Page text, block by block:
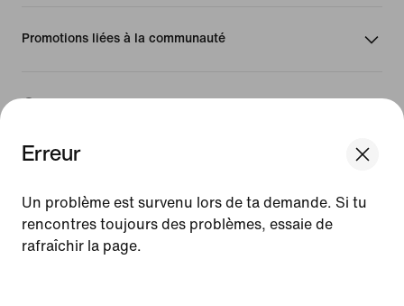
Erreur
Un problème est survenu lors de ta demande. Si tu
rencontres toujours des problèmes, essaie de
rafraîchir la page.
Promotions liées à la communauté
Conditions d'utilisation
Conditions générales de vente
Informations sur l'entreprise